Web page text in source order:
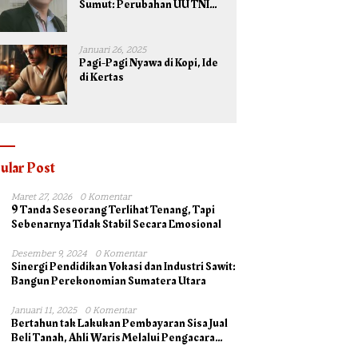
Sumut: Perubahan UU TNI
Kepentingan Negara dan
Bangsa
Januari 26, 2025
Pagi-Pagi Nyawa di Kopi, Ide
di Kertas
Post
Maret 27, 2026 0 Komentar
9 Tanda Seseorang Terlihat Tenang, Tapi
Sebenarnya Tidak Stabil Secara Emosional
Desember 9, 2024 0 Komentar
Sinergi Pendidikan Vokasi dan Industri Sawit:
Bangun Perekonomian Sumatera Utara
Januari 11, 2025 0 Komentar
Bertahun tak Lakukan Pembayaran Sisa Jual
Beli Tanah, Ahli Waris Melalui Pengacara